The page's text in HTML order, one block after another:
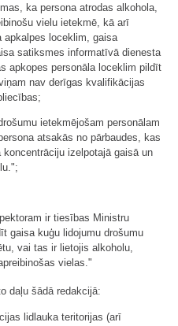
ka persona atrodas alkohola,
vielu ietekmē, kā arī
loceklim, gaisa
satiksmes informatīvā dienesta
apkopes personāla loceklim pildīt
nav derīgas kvalifikācijas
ietekmējošam personālam
atsakās no pārbaudes, kas
izelpotajā gaisā un
ir tiesības Ministru
gaisa kuģu lidojumu drošumu
vai tas ir lietojis alkoholu,
vielas."
daļu šādā redakcijā:
lidlauka teritorijas (arī